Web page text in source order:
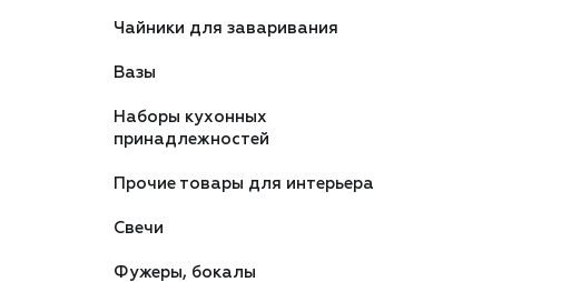
Чайники для заваривания
Вазы
Наборы кухонных
принадлежностей
Прочие товары для интерьера
Свечи
Фужеры, бокалы